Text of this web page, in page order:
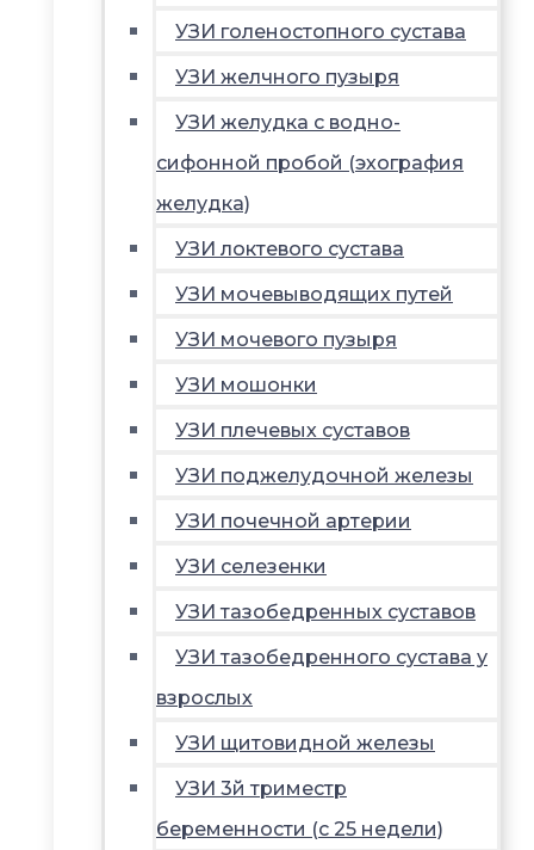
УЗИ голеностопного сустава
УЗИ желчного пузыря
УЗИ желудка с водно-
сифонной пробой (эхография
желудка)
УЗИ локтевого сустава
УЗИ мочевыводящих путей
УЗИ мочевого пузыря
УЗИ мошонки
УЗИ плечевых суставов
УЗИ поджелудочной железы
УЗИ почечной артерии
УЗИ селезенки
УЗИ тазобедренных суставов
УЗИ тазобедренного сустава у
взрослых
УЗИ щитовидной железы
УЗИ 3й триместр
беременности (с 25 недели)